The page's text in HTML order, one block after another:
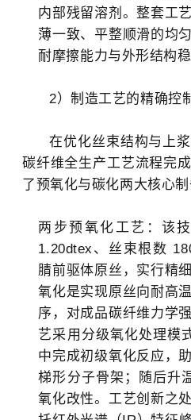
内部残留溶剂。整套工
薄一致、平整顺滑的均
耐摩擦能力与外形结构稳
2）制造工艺的精确控
在优化丝束结构与上
碳纤维全生产工艺流程完
了预氧化与碳化两大核心制
两步预氧化工艺：该
1.20dtex、丝束根数
腈前驱体原丝，实行精
氧化是实现原丝向耐高
序，对成品碳纤维力学
艺采用分级氧化处理模
中完成初级氧化反应，
梯形分子骨架；随后升
氧化改性。工艺创新之